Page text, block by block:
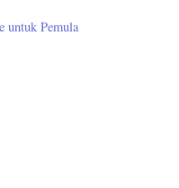
untuk Pemula